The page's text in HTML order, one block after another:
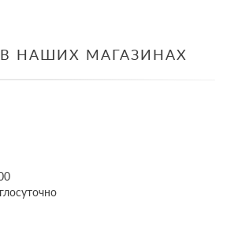
НАШИХ МАГАЗИНАХ